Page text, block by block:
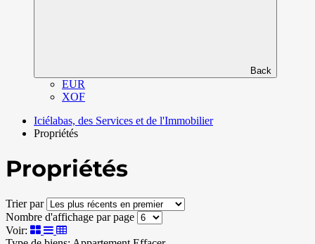
Back
EUR
XOF
Iciélabas, des Services et de l'Immobilier
Propriétés
Propriétés
Trier par
Nombre d'affichage par page
Voir: